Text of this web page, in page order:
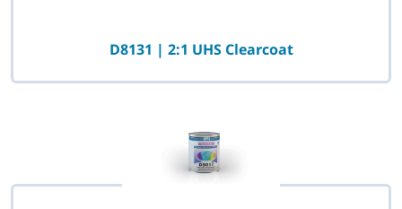
D8131 | 2:1 UHS Clearcoat